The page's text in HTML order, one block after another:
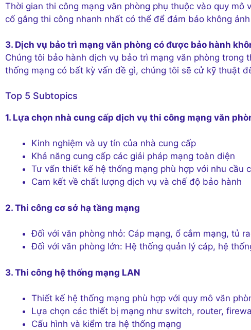
Thời gian thi công mạng văn phòng phụ thuộc vào quy
cố gắng thi công nhanh nhất có thể để đảm bảo không
3. Dịch vụ bảo trì mạng văn phòng có được bảo hành
Chúng tôi bảo hành dịch vụ bảo trì mạng văn phòng trong
thống mạng có bất kỳ vấn đề gì, chúng tôi sẽ cử kỹ thuật
Top 5 Subtopics
1. Lựa chọn nhà cung cấp dịch vụ thi công mạng văn
Kinh nghiệm và uy tín của nhà cung cấp
Khả năng cung cấp các giải pháp mạng toàn diện
Tư vấn thiết kế hệ thống mạng phù hợp với nhu cầu
Cam kết về chất lượng dịch vụ và chế độ bảo hành
2. Thi công cơ sở hạ tầng mạng
Đối với văn phòng nhỏ: Cáp mạng, ổ cắm mạng, tủ
Đối với văn phòng lớn: Hệ thống quản lý cáp, hệ
3. Thi công hệ thống mạng LAN
Thiết kế hệ thống mạng phù hợp với quy mô văn
Lựa chọn các thiết bị mạng như switch, router,
Cấu hình và kiểm tra hệ thống mạng